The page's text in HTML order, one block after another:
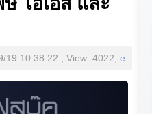
19 10:38:22 , View: 4022, e